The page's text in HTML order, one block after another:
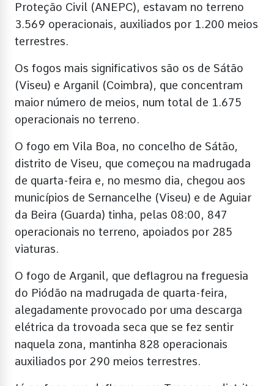
Proteção Civil (ANEPC), estavam no terreno
3.569 operacionais, auxiliados por 1.200 meios
terrestres.
Os fogos mais significativos são os de Sátão
(Viseu) e Arganil (Coimbra), que concentram
maior número de meios, num total de 1.675
operacionais no terreno.
O fogo em Vila Boa, no concelho de Sátão,
distrito de Viseu, que começou na madrugada
de quarta-feira e, no mesmo dia, chegou aos
municípios de Sernancelhe (Viseu) e de Aguiar
da Beira (Guarda) tinha, pelas 08:00, 847
operacionais no terreno, apoiados por 285
viaturas.
O fogo de Arganil, que deflagrou na freguesia
do Piódão na madrugada de quarta-feira,
alegadamente provocado por uma descarga
elétrica da trovoada seca que se fez sentir
naquela zona, mantinha 828 operacionais
auxiliados por 290 meios terrestres.